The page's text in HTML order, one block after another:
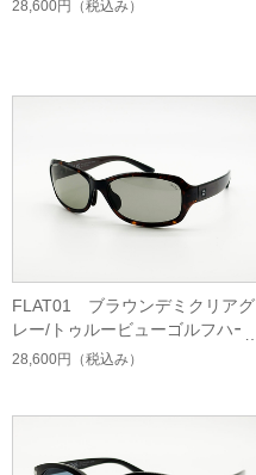
28,600円 （税込み）
FLAT01 ブラウンデミクリアグ
レー/トゥルービューゴルフハー
ドマルチシングルコート
28,600円 （税込み）